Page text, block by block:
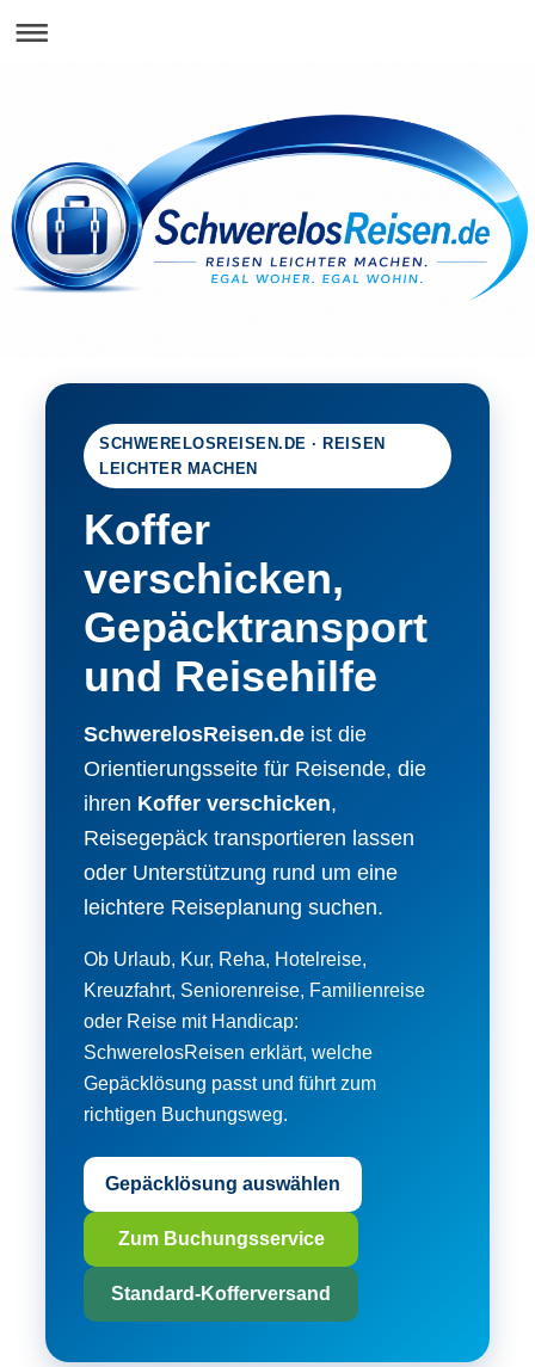
SCHWERELOSREISEN.DE · REISEN
LEICHTER MACHEN
Koffer
verschicken,
Gepäcktransport
und Reisehilfe
SchwerelosReisen.de ist die
Orientierungsseite für Reisende, die
ihren Koffer verschicken,
Reisegepäck transportieren lassen
oder Unterstützung rund um eine
leichtere Reiseplanung suchen.
Ob Urlaub, Kur, Reha, Hotelreise,
Kreuzfahrt, Seniorenreise, Familienreise
oder Reise mit Handicap:
SchwerelosReisen erklärt, welche
Gepäcklösung passt und führt zum
richtigen Buchungsweg.
Gepäcklösung auswählen
Zum Buchungsservice
Standard-Kofferversand